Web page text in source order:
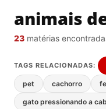
animais
23 matérias
TAGS RELACIONADAS:
pet cachorro
gato pressionando a